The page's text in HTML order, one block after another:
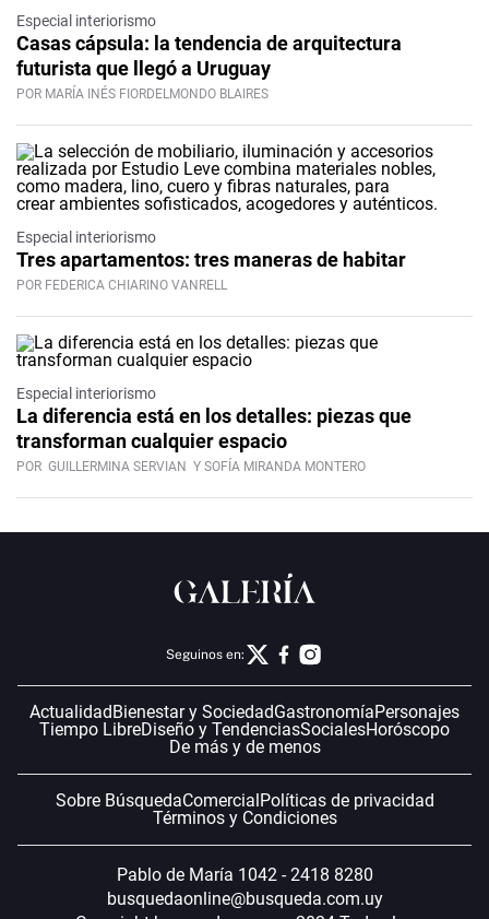
Especial interiorismo
Casas cápsula: la tendencia de arquitectura
futurista que llegó a Uruguay
POR MARÍA INÉS FIORDELMONDO BLAIRES
Especial interiorismo
Tres apartamentos: tres maneras de habitar
POR FEDERICA CHIARINO VANRELL
Especial interiorismo
La diferencia está en los detalles: piezas que
transforman cualquier espacio
POR GUILLERMINA SERVIAN Y SOFÍA MIRANDA MONTERO
Seguinos en:
Actualidad Bienestar y SociedadGastronomíaPersonajes
Tiempo LibreDiseño y TendenciasSocialesHoróscopo
De más y de menos
Sobre BúsquedaComercial Políticas de privacidad
Términos y Condiciones
Pablo de María 1042 - 2418 8280
busquedaonline@busqueda.com.uy